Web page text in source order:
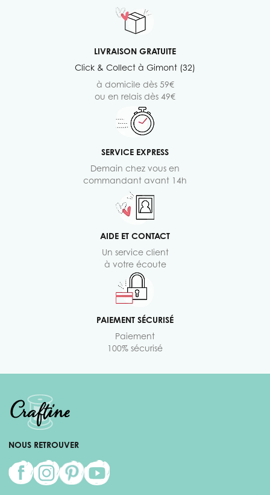
LIVRAISON GRATUITE
Click & Collect à Gimont (32)
à domicile dès 59€
ou en relais dès 49€
SERVICE EXPRESS
Demain chez vous en
commandant avant 14h
AIDE ET CONTACT
Un service client
à votre écoute
PAIEMENT SÉCURISÉ
Paiement
100% sécurisé
NOUS RETROUVER